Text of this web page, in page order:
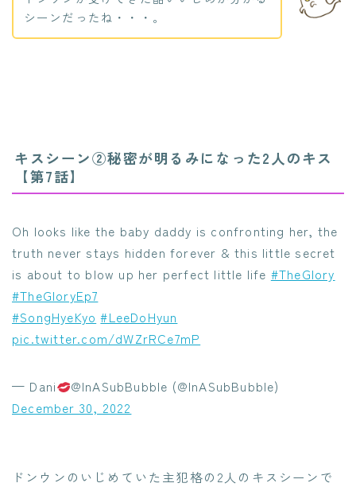
シーンだったね・・・。
キスシーン②秘密が明るみになった2人のキス
【第7話】
Oh looks like the baby daddy is confronting her, the
truth never stays hidden forever & this little secret
is about to blow up her perfect little life #TheGlory
#TheGloryEp7
#SongHyeKyo #LeeDoHyun
pic.twitter.com/dWZrRCe7mP
— Dani
@InASubBubble (@InASubBubble)
December 30, 2022
ドンウンのいじめていた主犯格の2人のキスシーンで